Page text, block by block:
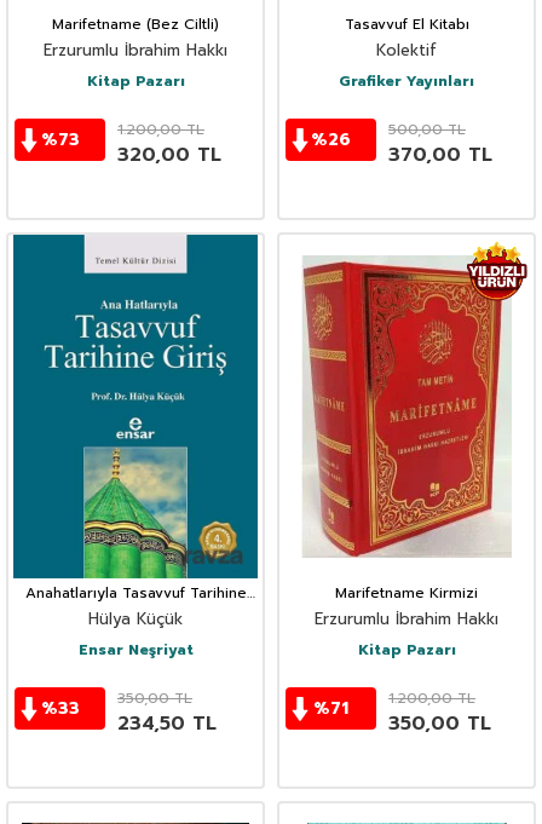
Marifetname (Bez Ciltli)
Erzurumlu İbrahim Hakkı
Kitap Pazarı
%73 1.200,00TL
320,00 TL
Tasavvuf El Kitabı
Kolektif
Grafiker Yayınları
%26 500,00TL
370,00 TL
Anahatlarıyla Tasavvuf Tarihine
Giriş
Hülya Küçük
Ensar Neşriyat
%33 350,00TL
234,50 TL
Marifetname Kirmizi
Erzurumlu İbrahim Hakkı
Kitap Pazarı
%71 1.200,00TL
350,00 TL